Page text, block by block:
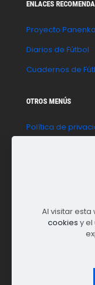
ENLACES
Proyecto Panenka
Diarios de Fútbol
Cuadernos de
OTROS MENÚS
Política de
© 2023 La
Al visitar
cookies y